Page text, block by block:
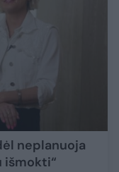
neplanuoja
išmokti“